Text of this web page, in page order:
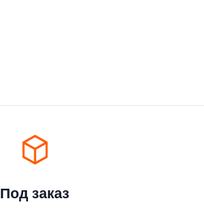
Под заказ